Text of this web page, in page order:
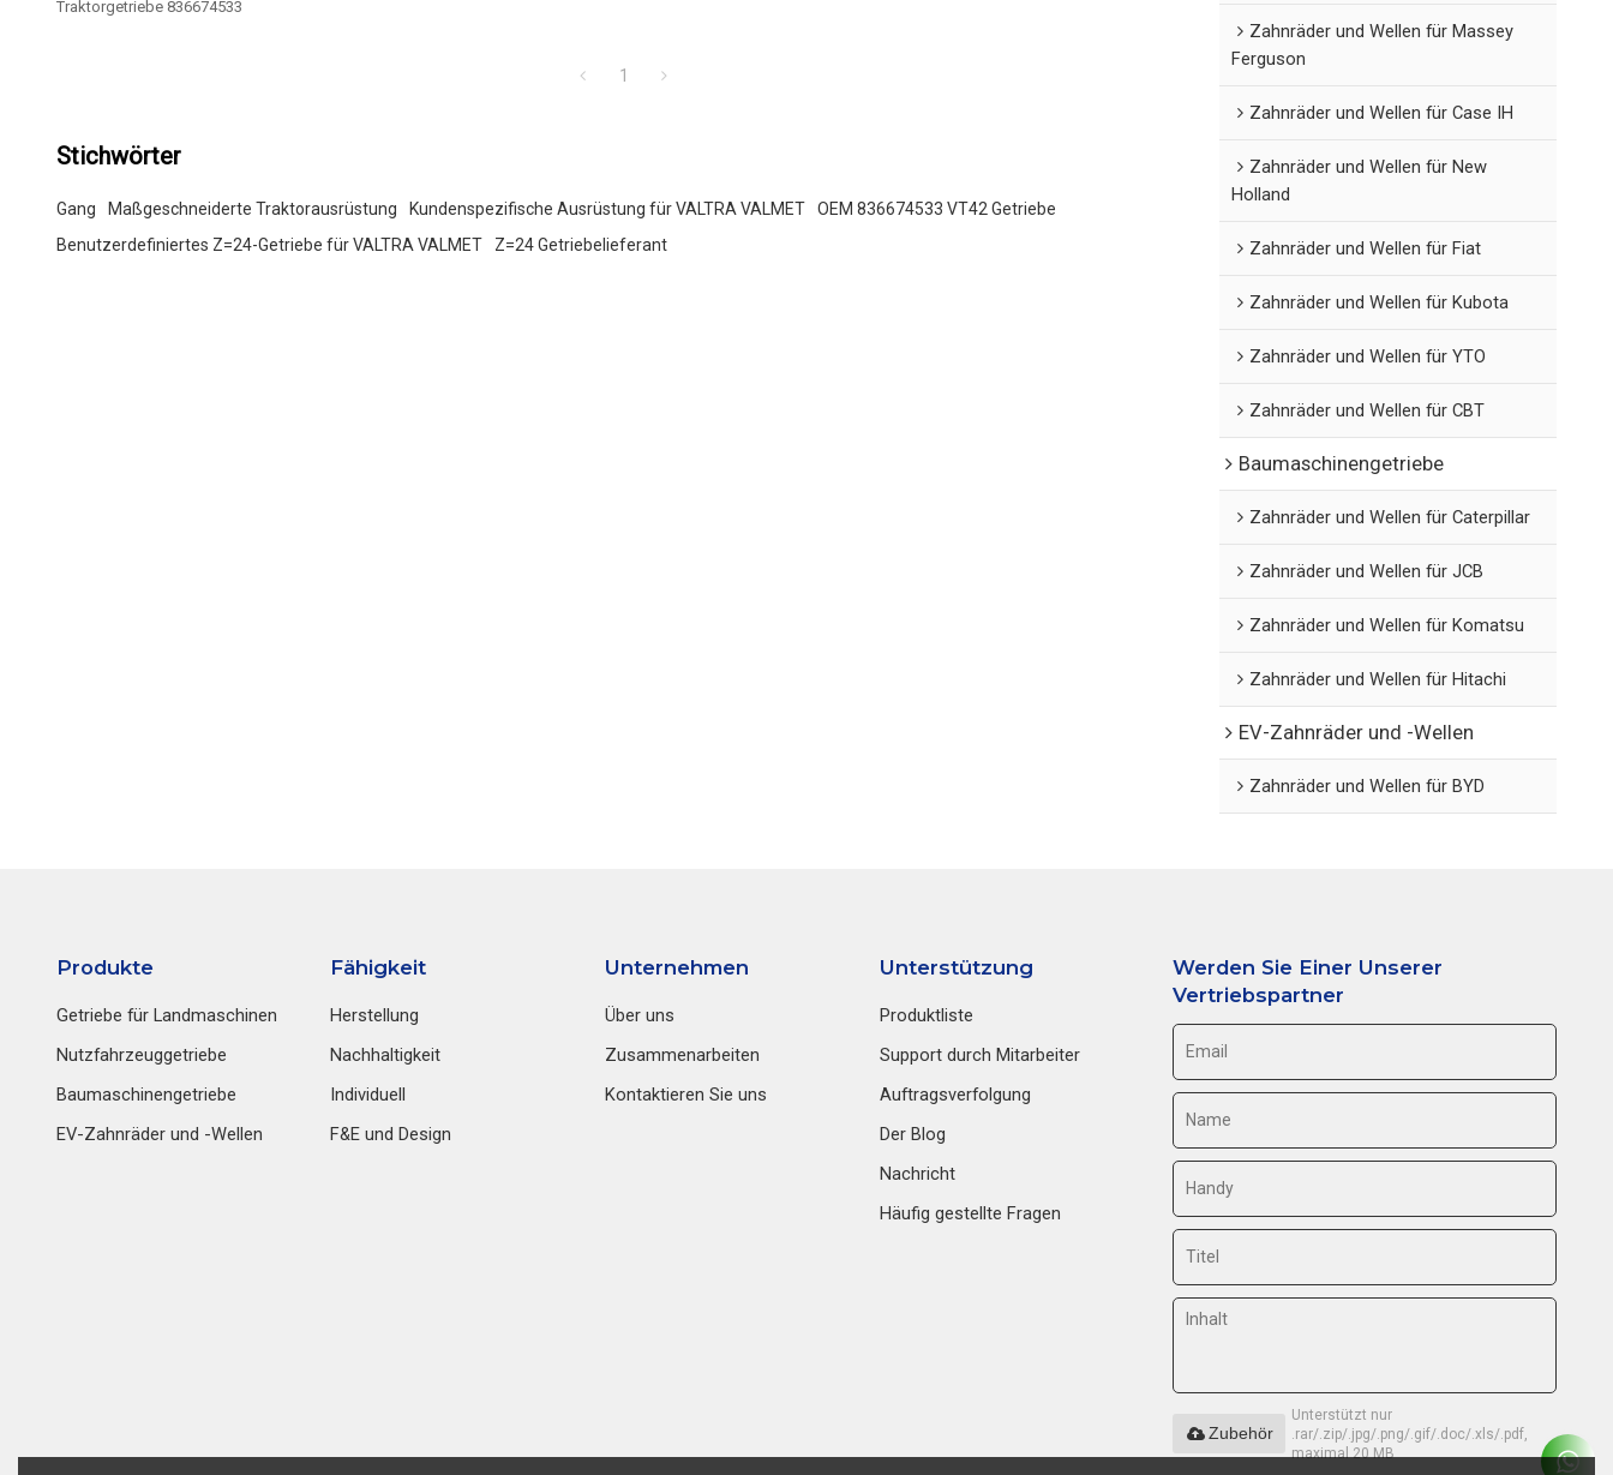
Traktorgetriebe 836674533
1
Stichwörter
Gang Maßgeschneiderte Traktorausrüstung Kundenspezifische Ausrüstung für VALTRA VALMET
OEM 836674533 VT42 Getriebe
Benutzerdefiniertes Z=24-Getriebe für VALTRA VALMET
Z=24 Getriebelieferant
Zahnräder und Wellen für Massey
Ferguson
Zahnräder und Wellen für Case IH
Zahnräder und Wellen für New
Holland
Zahnräder und Wellen für Fiat
Zahnräder und Wellen für Kubota
Zahnräder und Wellen für YTO
Zahnräder und Wellen für CBT
Baumaschinengetriebe
Zahnräder und Wellen für Caterpillar
Zahnräder und Wellen für JCB
Zahnräder und Wellen für Komatsu
Zahnräder und Wellen für Hitachi
EV-Zahnräder und -Wellen
Zahnräder und Wellen für BYD
Produkte
Getriebe für Landmaschinen
Nutzfahrzeuggetriebe
Baumaschinengetriebe
EV-Zahnräder und -Wellen
Fähigkeit
Herstellung
Nachhaltigkeit
Individuell
F&E und Design
Unternehmen
Über uns
Zusammenarbeiten
Kontaktieren Sie uns
Unterstützung
Produktliste
Support durch Mitarbeiter
Auftragsverfolgung
Der Blog
Nachricht
Häufig gestellte Fragen
Werden Sie Einer Unserer
Vertriebspartner
Unterstützt nur
.rar/.zip/.jpg/.png/.gif/.doc/.xls/.pdf,
maximal 20 MB
Zubehör